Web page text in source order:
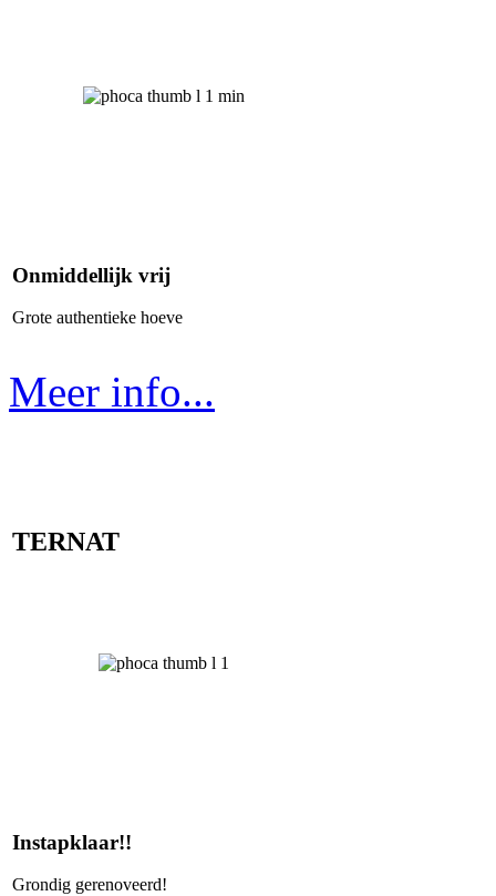
Onmiddellijk vrij
Grote authentieke hoeve
Meer info...
TERNAT
Instapklaar!!
Grondig gerenoveerd!